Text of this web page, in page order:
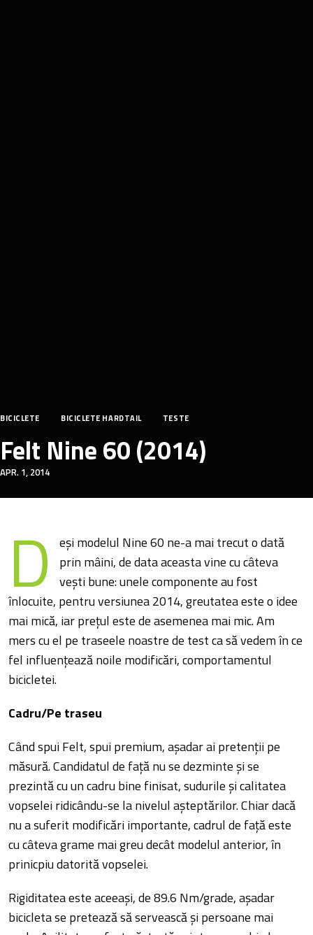
BICICLETE BICICLETE HARDTAIL TESTE
Felt Nine 60 (2014)
APR. 1, 2014
D
eși modelul Nine 60 ne-a mai trecut o dată
prin mâini, de data aceasta vine cu câteva
vești bune: unele componente au fost
înlocuite, pentru versiunea 2014, greutatea este o idee
mai mică, iar prețul este de asemenea mai mic. Am
mers cu el pe traseele noastre de test ca să vedem în ce
fel influențează noile modificări, comportamentul
bicicletei.
Cadru/Pe traseu
Când spui Felt, spui premium, așadar ai pretenții pe
măsură. Candidatul de față nu se dezminte și se
prezintă cu un cadru bine finisat, sudurile și calitatea
vopselei ridicându-se la nivelul așteptărilor. Chiar dacă
nu a suferit modificări importante, cadrul de față este
cu câteva grame mai greu decât modelul anterior, în
prinicpiu datorită vopselei.
Rigiditatea este aceeași, de 89.6 Nm/grade, așadar
bicicleta se pretează să servească și persoane mai